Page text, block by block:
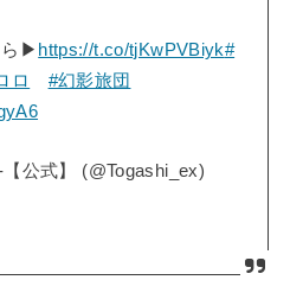
ら▶ https://t.co/tjKwPVBiyk#
ロ
#幻影旅団
公式】 (@Togashi_ex)